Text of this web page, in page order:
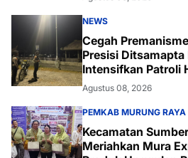
NEWS
Cegah
Presisi Ditsamapta
Intensifkan Patroli
Agustus 08, 2026
PEMKAB MURUNG RAYA
Kecamatan
Meriahkan Mura